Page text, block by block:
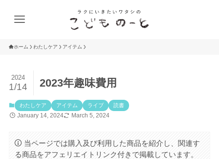
ホーム わたしケア アイテム
2023年趣味費用
2024
1/14
わたしケア アイテム ライブ 読書
January 14, 2024 March 5, 2024
当ページでは購入及び利用した商品を紹介し、関連す
る商品をアフェリエイトリンク付きで掲載しています。